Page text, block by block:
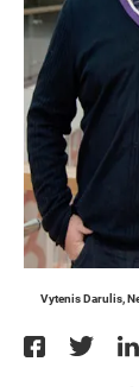
Vytenis Darulis,